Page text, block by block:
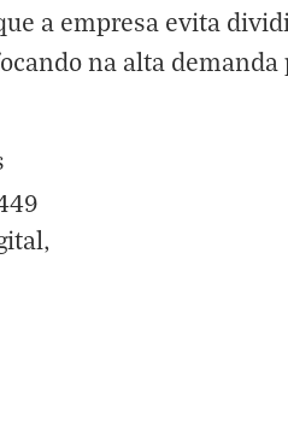
a empresa evita
na alta demanda